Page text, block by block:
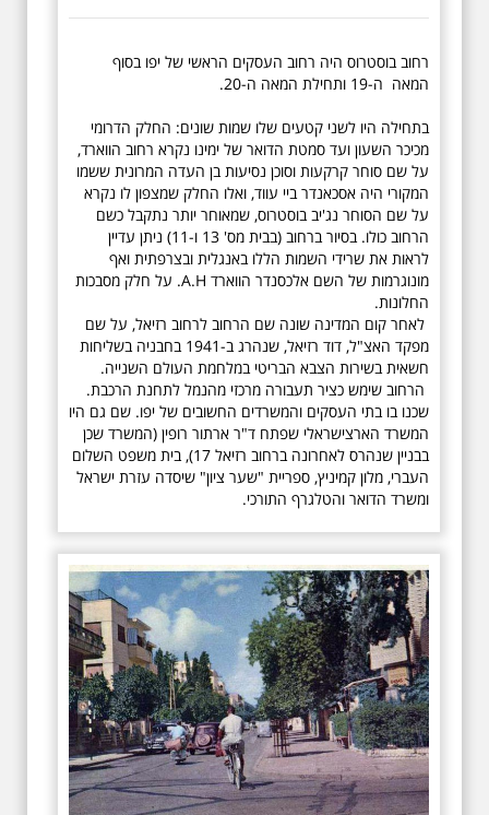
רחוב בוסטרוס היה רחוב העסקים הראשי של יפו בסוף
המאה ה-19 ותחילת המאה ה-20.
בתחילה היו לשני קטעים שלו שמות שונים: החלק הדרומי
מכיכר השעון ועד סמטת הדואר של ימינו נקרא רחוב הווארד,
על שם סוחר קרקעות וסוכן נסיעות בן העדה המרונית ששמו
המקורי היה אסכאנדר ביי עווד, ואלו החלק שמצפון לו נקרא
על שם הסוחר נג'יב בוסטרוס, שמאוחר יותר נתקבל כשם
הרחוב כולו. בסיור ברחוב (בבית מס' 13 ו-11) ניתן עדיין
לראות את שרידי השמות הללו באנגלית ובצרפתית ואף
מונוגרמות של השם אלכסנדר הווארד A.H. על חלק מסבכות
החלונות.
לאחר קום המדינה שונה שם הרחוב לרחוב רזיאל, על שם
מפקד האצ"ל, דוד רזיאל, שנהרג ב-1941 בחבניה בשליחות
חשאית בשירות הצבא הבריטי במלחמת העולם השנייה.
הרחוב שימש כציר תעבורה מרכזי מהנמל לתחנת הרכבת.
שכנו בו בתי העסקים והמשרדים החשובים של יפו. שם גם היו
המשרד הארצישראלי שפתח ד"ר ארתור רופין (המשרד שכן
בבניין שנהרס לאחרונה ברחוב רזיאל 17), בית משפט השלום
העברי, מלון קמיניץ, ספריית "שער ציון" שיסדה עזרת ישראל
ומשרד הדואר והטלגרף התורכי.